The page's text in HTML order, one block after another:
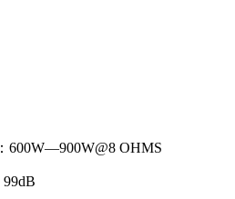
600W—900W@8 OHMS